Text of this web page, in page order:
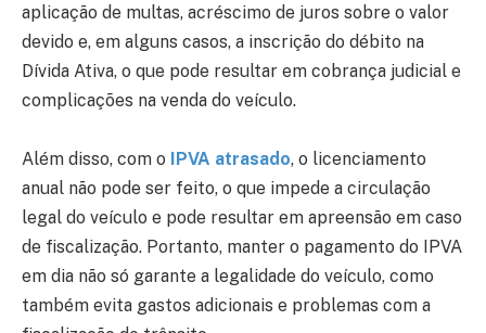
aplicação de multas, acréscimo de juros sobre o valor
devido e, em alguns casos, a inscrição do débito na
Dívida Ativa, o que pode resultar em cobrança judicial e
complicações na venda do veículo.
Além disso, com o IPVA atrasado, o licenciamento
anual não pode ser feito, o que impede a circulação
legal do veículo e pode resultar em apreensão em caso
de fiscalização. Portanto, manter o pagamento do IPVA
em dia não só garante a legalidade do veículo, como
também evita gastos adicionais e problemas com a